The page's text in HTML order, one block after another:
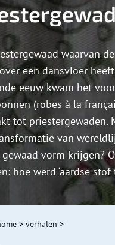
waarvan
een dansvloer
eeuw kwam het
(robes à la
tot priestergewaden.
van
gewaad vorm krijgen?
hoe werd ‘aardse
> verhalen >